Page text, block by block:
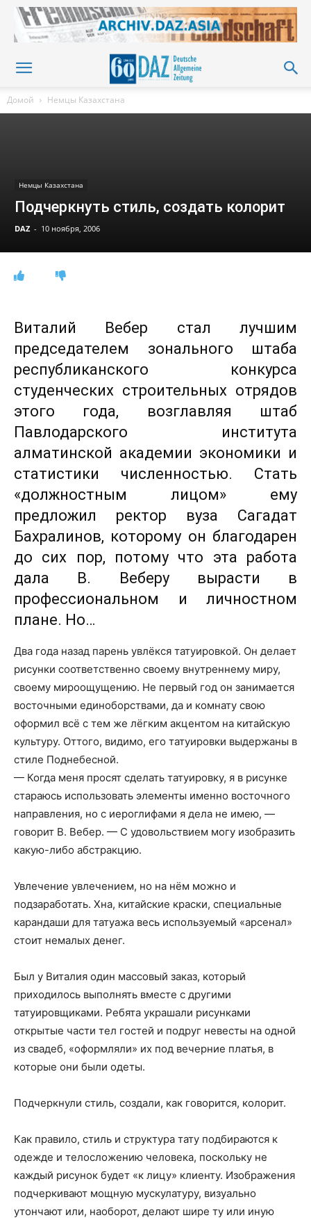
Домой Немцы Казахстана
Немцы Казахстана
Подчеркнуть стиль, создать колорит
DAZ - 10 ноября, 2006
Виталий Вебер стал лучшим
председателем зонального штаба
республиканского конкурса
студенческих строительных отрядов
этого года, возглавляя штаб
Павлодарского института
алматинской академии экономики и
статистики численностью. Стать
«должностным лицом» ему
предложил ректор вуза Сагадат
Бахралинов, которому он благодарен
до сих пор, потому что эта работа
дала В. Веберу вырасти в
профессиональном и личностном
плане. Но…
Два года назад парень увлёкся татуировкой. Он делает
рисунки соответственно своему внутреннему миру,
своему мироощущению. Не первый год он занимается
восточными единоборствами, да и комнату свою
оформил всё с тем же лёгким акцентом на китайскую
культуру. Оттого, видимо, его татуировки выдержаны в
стиле Поднебесной.
— Когда меня просят сделать татуировку, я в рисунке
стараюсь использовать элементы именно восточного
направления, но с иероглифами я дела не имею, —
говорит В. Вебер. — С удовольствием могу изобразить
какую-либо абстракцию.
Увлечение увлечением, но на нём можно и
подзаработать. Хна, китайские краски, специальные
карандаши для татуажа весь используемый «арсенал»
стоит немалых денег.
Был у Виталия один массовый заказ, который
приходилось выполнять вместе с другими
татуировщиками. Ребята украшали рисунками
открытые части тел гостей и подруг невесты на одной
из свадеб, «оформляли» их под вечерние платья, в
которые они были одеты.
Подчеркнули стиль, создали, как говорится, колорит.
Как правило, стиль и структура тату подбираются к
одежде и телосложению человека, поскольку не
каждый рисунок будет «к лицу» клиенту. Изображения
подчеркивают мощную мускулатуру, визуально
утончают или, наоборот, делают шире ту или иную